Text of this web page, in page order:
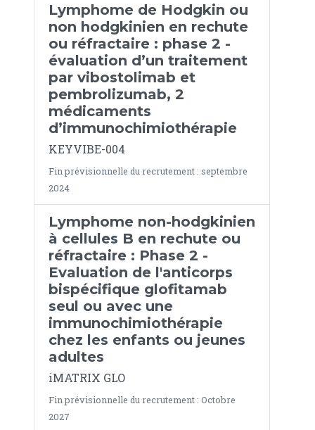
Lymphome de Hodgkin ou
non hodgkinien en rechute
ou réfractaire : phase 2 -
évaluation d’un traitement
par vibostolimab et
pembrolizumab, 2
médicaments
d’immunochimiothérapie
KEYVIBE-004
Fin prévisionnelle du recrutement : septembre
2024
Lymphome non-hodgkinien
à cellules B en rechute ou
réfractaire : Phase 2 -
Evaluation de l'anticorps
bispécifique glofitamab
seul ou avec une
immunochimiothérapie
chez les enfants ou jeunes
adultes
iMATRIX GLO
Fin prévisionnelle du recrutement : Octobre
2027